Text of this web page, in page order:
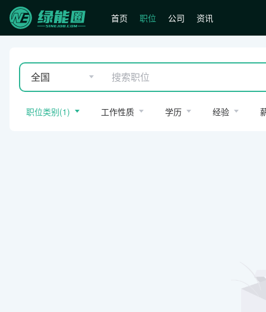
首页 职位 公司 资讯
全国
职位类别(1) 工作性质 学历 经验